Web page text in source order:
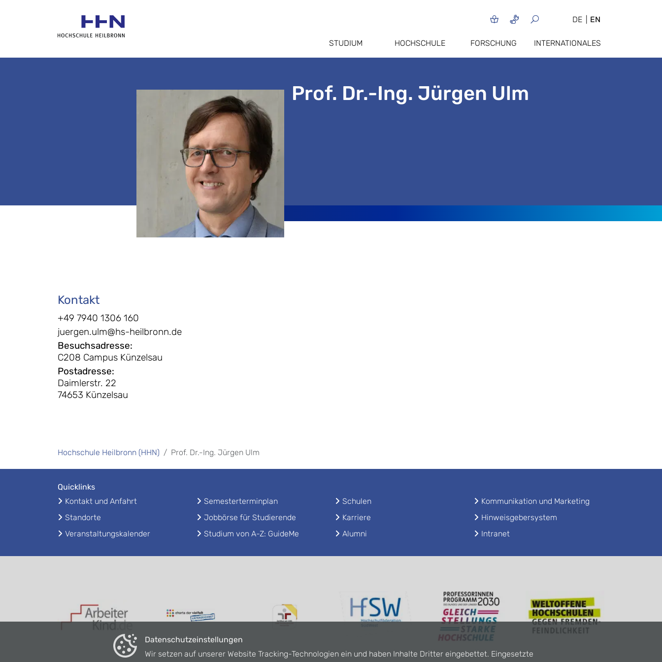
DE EN
STUDIUM HOCHSCHULE FORSCHUNG INTERNATIONALES
Prof. Dr.-Ing. Jürgen Ulm
Kontakt
+49 7940 1306 160
juergen.ulm@hs-heilbronn.de
Besuchsadresse:
C208 Campus Künzelsau
Postadresse:
Daimlerstr. 22
74653 Künzelsau
Hochschule Heilbronn (HHN) Prof. Dr.-Ing. Jürgen Ulm
Quicklinks
Kontakt und Anfahrt
Standorte
Veranstaltungskalender
Semesterterminplan
Jobbörse für Studierende
Studium von A-Z: GuideMe
Schulen
Karriere
Alumni
Kommunikation und Marketing
Hinweisgebersystem
Intranet
Datenschutzeinstellungen
Wir setzen auf unserer Website Tracking-Technologien ein und haben Inhalte Dritter eingebettet. Eingesetzte